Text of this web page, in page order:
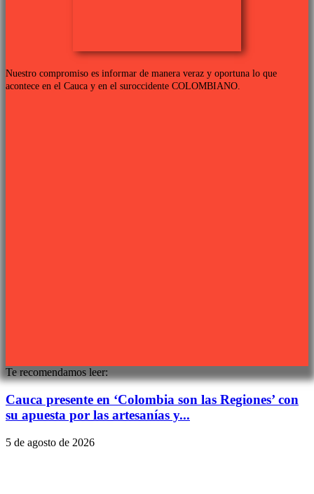
Nuestro compromiso es informar de manera veraz y oportuna lo que
acontece en el Cauca y en el suroccidente COLOMBIANO.
Te recomendamos leer:
Cauca presente en ‘Colombia son las Regiones’ con
su apuesta por las artesanías y...
5 de agosto de 2026